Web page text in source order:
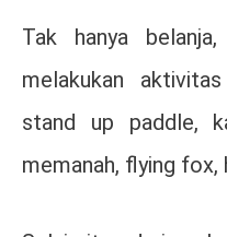
Tak hanya
melakukan
stand up paddle,
memanah, flying fox,